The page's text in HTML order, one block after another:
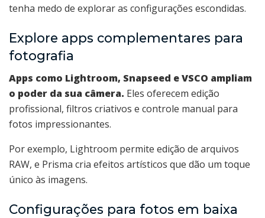
tenha medo de explorar as configurações escondidas.
Explore apps complementares para
fotografia
Apps como Lightroom, Snapseed e VSCO ampliam
o poder da sua câmera. Eles oferecem edição
profissional, filtros criativos e controle manual para
fotos impressionantes.
Por exemplo, Lightroom permite edição de arquivos
RAW, e Prisma cria efeitos artísticos que dão um toque
único às imagens.
Configurações para fotos em baixa